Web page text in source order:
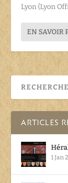
Lyon (Lyon
EN SAVOIR
ARTICLES
1 Jan